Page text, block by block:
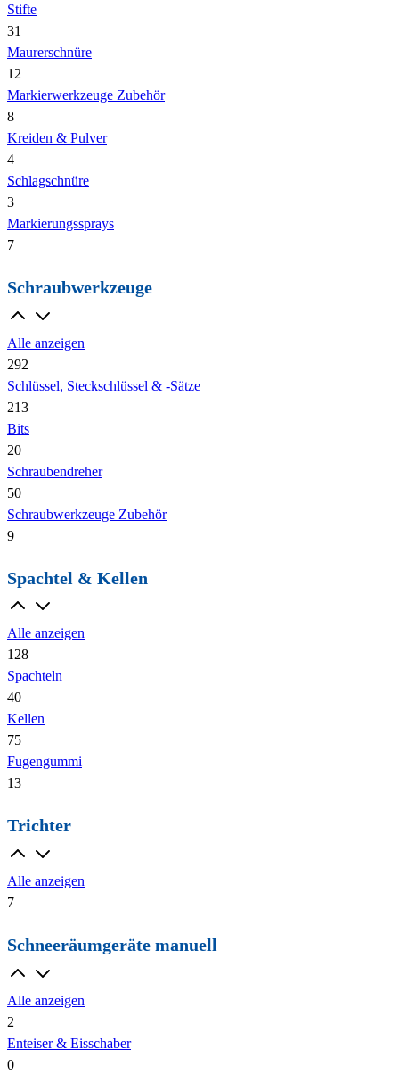
Stifte
31
Maurerschnüre
12
Markierwerkzeuge Zubehör
8
Kreiden & Pulver
4
Schlagschnüre
3
Markierungssprays
7
Schraubwerkzeuge
Alle anzeigen
292
Schlüssel, Steckschlüssel & -Sätze
213
Bits
20
Schraubendreher
50
Schraubwerkzeuge Zubehör
9
Spachtel & Kellen
Alle anzeigen
128
Spachteln
40
Kellen
75
Fugengummi
13
Trichter
Alle anzeigen
7
Schneeräumgeräte manuell
Alle anzeigen
2
Enteiser & Eisschaber
0